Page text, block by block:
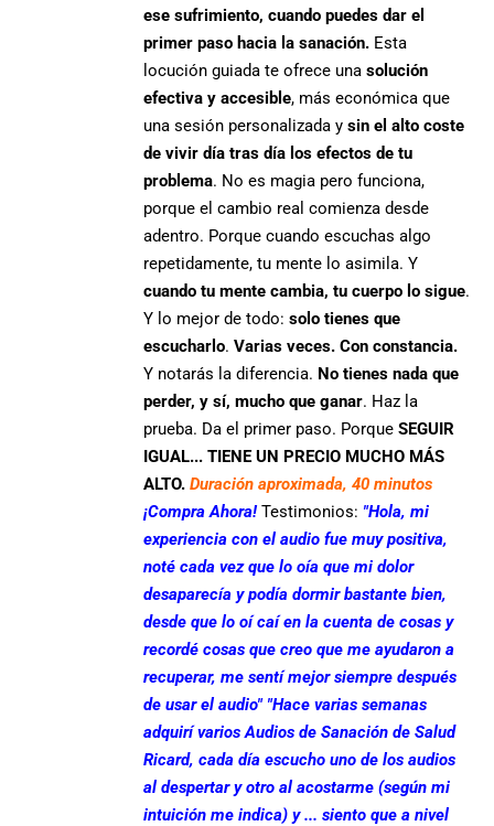
ese sufrimiento, cuando puedes dar el
primer paso hacia la sanación. Esta
locución guiada te ofrece unasolución
efectiva y accesible, más económica que
una sesión personalizada ysin el alto coste
de vivir día tras día los efectos de tu
problema. No es magia pero funciona,
porque el cambio real comienza desde
adentro. Porque cuando escuchas algo
repetidamente, tu mente lo asimila. Y
cuando tu mente cambia, tu cuerpo lo sigue.
Y lo mejor de todo:solo tienes que
escucharlo.Varias veces. Con constancia.
Y notarás la diferencia. No tienes nada que
perder, y sí, mucho que ganar. Haz la
prueba. Da el primer paso. PorqueSEGUIR
IGUAL... TIENE UN PRECIO MUCHO MÁS
ALTO. Duración aproximada, 40 minutos
¡Compra Ahora! Testimonios: "Hola, mi
experiencia con el audio fue muy positiva,
noté cada vez que lo oía que mi dolor
desaparecía y podía dormir bastante bien,
desde que lo oí caí en la cuenta de cosas y
recordé cosas que creo que me ayudaron a
recuperar, me sentí mejor siempre después
de usar el audio" "Hace varias semanas
adquirí varios Audios de Sanación de Salud
Ricard, cada día escucho uno de los audios
al despertar y otro al acostarme (según mi
intuición me indica) y ... siento que a nivel